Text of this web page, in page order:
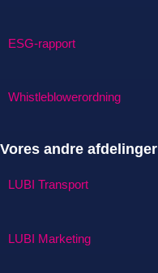
ESG-rapport
Whistleblowerordning
Vores andre afdelinger
LUBI Transport
LUBI Marketing